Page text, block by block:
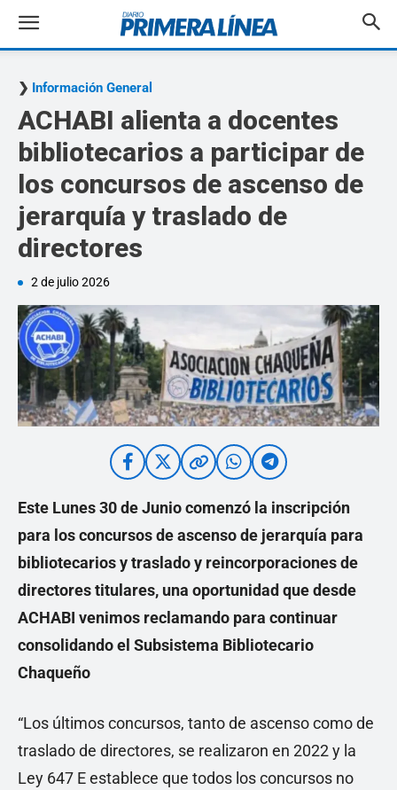
Información General
ACHABI alienta a docentes
bibliotecarios a participar de
los concursos de ascenso de
jerarquía y traslado de
directores
2 de julio 2026
Este Lunes 30 de Junio comenzó la inscripción
para los concursos de ascenso de jerarquía para
bibliotecarios y traslado y reincorporaciones de
directores titulares, una oportunidad que desde
ACHABI venimos reclamando para continuar
consolidando el Subsistema Bibliotecario
Chaqueño
“Los últimos concursos, tanto de ascenso como de
traslado de directores, se realizaron en 2022 y la
Ley 647 E establece que todos los concursos no